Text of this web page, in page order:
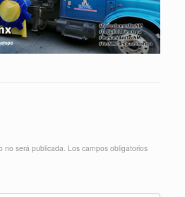
no será publicada. Los campos obligatorios